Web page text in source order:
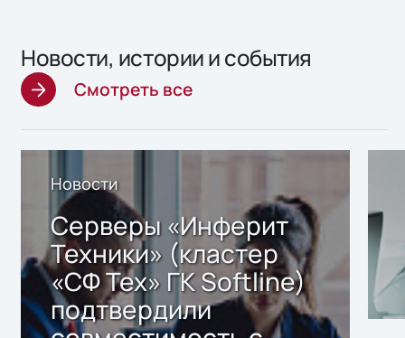
Новости, истории и события
Смотреть все
Новости
Серверы «Инферит
Техники» (кластер
«СФ Тех» ГК Softline)
подтвердили